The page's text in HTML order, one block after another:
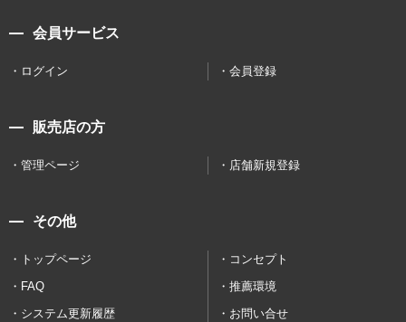
会員サービス
ログイン 会員登録
販売店の方
管理ページ 店舗新規登録
その他
トップページ
コンセプト
FAQ
推薦環境
システム更新履歴
お問い合せ